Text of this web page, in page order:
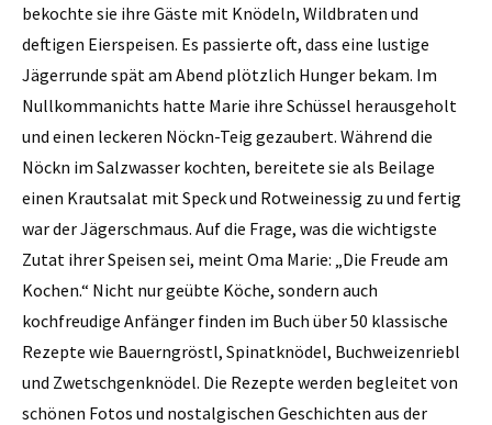
bekochte sie ihre Gäste mit Knödeln, Wildbraten und
deftigen Eierspeisen. Es passierte oft, dass eine lustige
Jägerrunde spät am Abend plötzlich Hunger bekam. Im
Nullkommanichts hatte Marie ihre Schüssel herausgeholt
und einen leckeren Nöckn-Teig gezaubert. Während die
Nöckn im Salzwasser kochten, bereitete sie als Beilage
einen Krautsalat mit Speck und Rotweinessig zu und fertig
war der Jägerschmaus. Auf die Frage, was die wichtigste
Zutat ihrer Speisen sei, meint Oma Marie: „Die Freude am
Kochen.“ Nicht nur geübte Köche, sondern auch
kochfreudige Anfänger finden im Buch über 50 klassische
Rezepte wie Bauerngröstl, Spinatknödel, Buchweizenriebl
und Zwetschgenknödel. Die Rezepte werden begleitet von
schönen Fotos und nostalgischen Geschichten aus der